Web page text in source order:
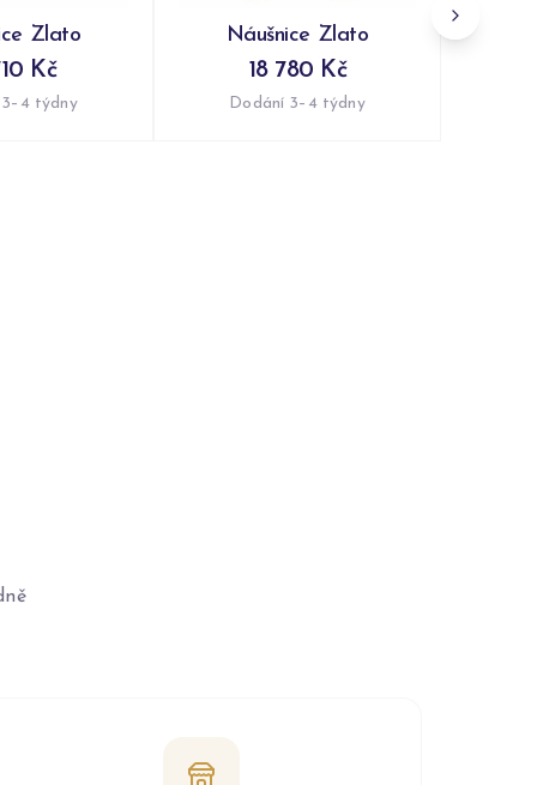
Zlato
Kč
týdny
Náušnice Zlato
18 780 Kč
Dodání 3–4 týdny